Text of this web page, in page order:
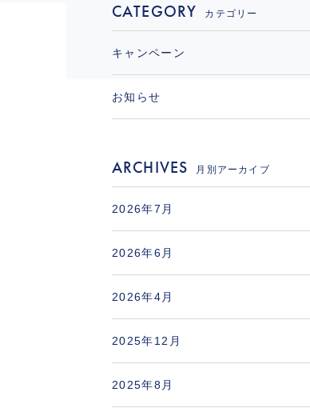
CATEGORY カテゴリー
キャンペーン
お知らせ
ARCHIVES 月別アーカイブ
2026年7月
2026年6月
2026年4月
2025年12月
2025年8月